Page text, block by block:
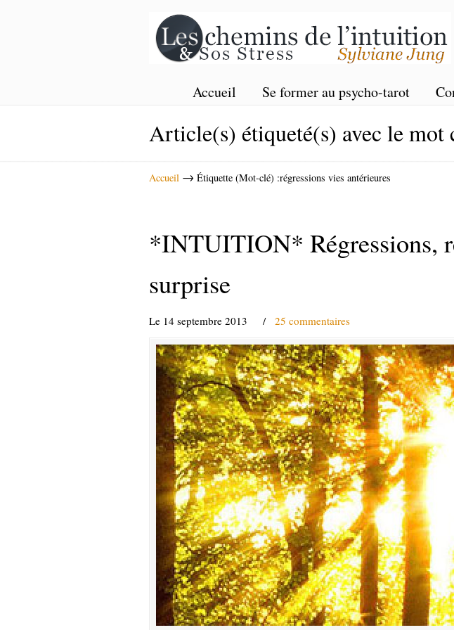
Accueil Se former au psycho-tarot
Article(s) étiqueté(s) avec le mot
Accueil → Étiquette (Mot-clé) :régressions vies antérieures
*INTUITION* Régressions,
surprise
Le 14 septembre 2013 / 25 commentaires